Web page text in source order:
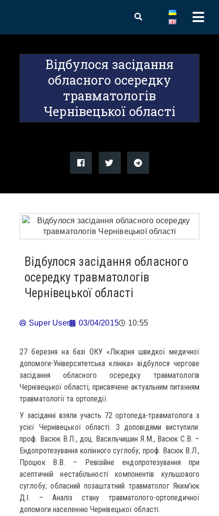
Відбулося засідання
обласного осередку
травматологів
Чернівецької області
Відбулося засідання обласного
осередку травматологів
Чернівецької області
Super User 03/04/2015 10:55
27 березня на базі ОКУ «Лікарня швидкої медичної
допомоги-Університетська клініка» відбулося чергове
засідання обласного осередку травматологів
Чернівецької області, присвячене актуальним питанням
травматології та ортопедії.
У засіданні взяли участь 72 ортопеда-травматолога з
усієї Чернівецької області. З доповідями виступили:
проф. Васюк В.Л., доц. Васильчишин Я.М., Васюк С.В. –
Ендопротезування колінного суглобу; проф. Васюк В.Л.,
Процюк В.В. – Ревізійне ендопротезування при
асептичній нестабільності компонентів кульшового
суглобу; обласний позаштатний травматолог Яким’юк
Д.І. – Аналіз стану травматолого-ортопедичної
допомоги населенню Чернівецької області.